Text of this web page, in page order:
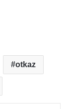
otkaz